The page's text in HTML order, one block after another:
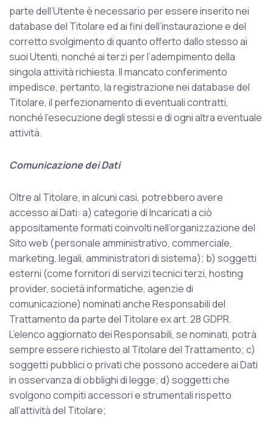
parte dell’Utente è necessario per essere inserito nei
database del Titolare ed ai fini dell’instaurazione e del
corretto svolgimento di quanto offerto dallo stesso ai
suoi Utenti, nonché ai terzi per l’adempimento della
singola attività richiesta. Il mancato conferimento
impedisce, pertanto, la registrazione nei database del
Titolare, il perfezionamento di eventuali contratti,
nonché l’esecuzione degli stessi e di ogni altra eventuale
attività.
Comunicazione dei Dati
Oltre al Titolare, in alcuni casi, potrebbero avere
accesso ai Dati: a) categorie di Incaricati a ciò
appositamente formati coinvolti nell’organizzazione del
Sito web (personale amministrativo, commerciale,
marketing, legali, amministratori di sistema); b) soggetti
esterni (come fornitori di servizi tecnici terzi, hosting
provider, società informatiche, agenzie di
comunicazione) nominati anche Responsabili del
Trattamento da parte del Titolare ex art. 28 GDPR.
L’elenco aggiornato dei Responsabili, se nominati, potrà
sempre essere richiesto al Titolare del Trattamento; c)
soggetti pubblici o privati che possono accedere ai Dati
in osservanza di obblighi di legge; d) soggetti che
svolgono compiti accessori e strumentali rispetto
all’attività del Titolare;